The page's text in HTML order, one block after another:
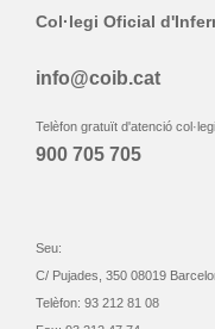
Col·legi Oficial
info@coib.cat
Telèfon gratuït d'atenció
900 705 705
Seu:
C/ Pujades, 350 08019
Telèfon: 93 212 81 08